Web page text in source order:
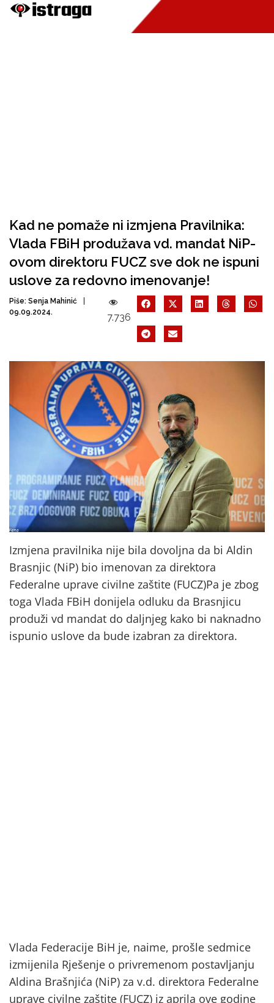
Kad ne pomaže ni izmjena Pravilnika:
Vlada FBiH produžava vd. mandat NiP-
ovom direktoru FUCZ sve dok ne ispuni
uslove za redovno imenovanje!
Piše: Senja Mahinić
09.09.2024.
7.736
Izmjena pravilnika nije bila dovoljna da bi Aldin
Brasnjic (NiP) bio imenovan za direktora
Federalne uprave civilne zaštite (FUCZ)Pa je zbog
toga Vlada FBiH donijela odluku da Brasnjicu
produži vd mandat do daljnjeg kako bi naknadno
ispunio uslove da bude izabran za direktora.
Vlada Federacije BiH je, naime, prošle sedmice
izmijenila Rješenje o privremenom postavljanju
Aldina Brašnjića (NiP) za v.d. direktora Federalne
uprave civilne zaštite (FUCZ) iz aprila ove godine